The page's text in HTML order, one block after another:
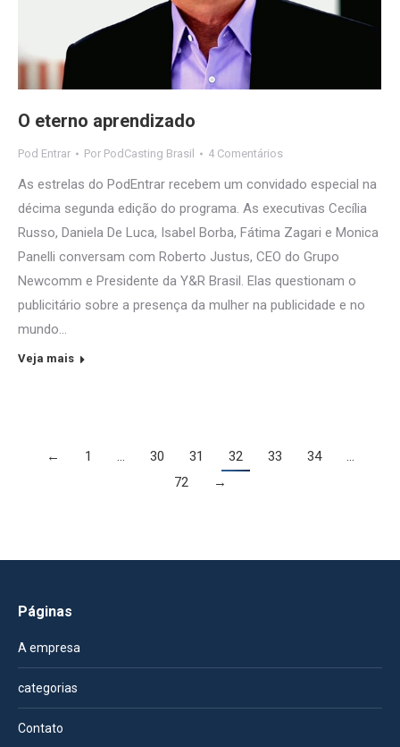
O eterno aprendizado
Pod Entrar Por PodCasting Brasil 4 Comentários
As estrelas do PodEntrar recebem um convidado especial na
décima segunda edição do programa. As executivas Cecília
Russo, Daniela De Luca, Isabel Borba, Fátima Zagari e Monica
Panelli conversam com Roberto Justus, CEO do Grupo
Newcomm e Presidente da Y&R Brasil. Elas questionam o
publicitário sobre a presença da mulher na publicidade e no
mundo…
Veja mais
← 1 … 30 31 32 33 34
…
72
→
Páginas
A empresa
categorias
Contato